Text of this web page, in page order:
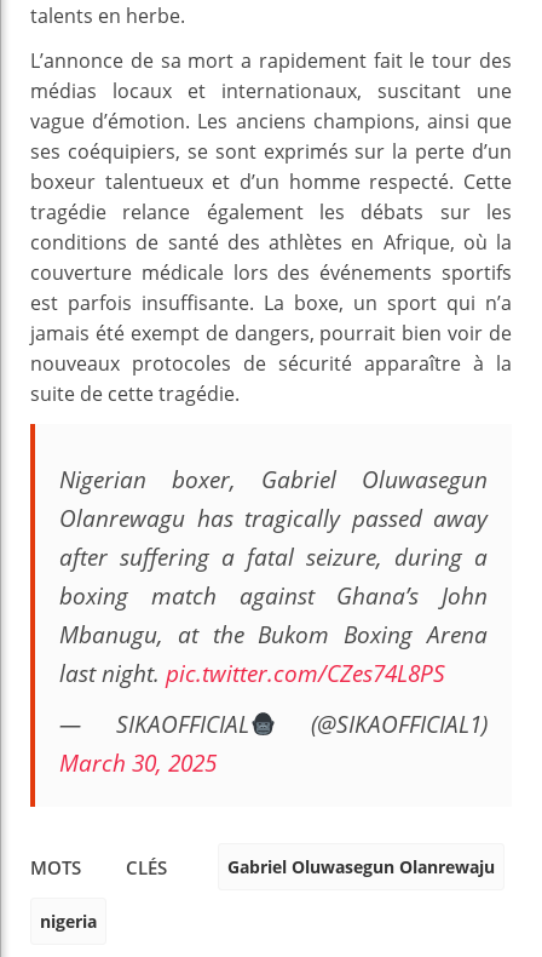
talents en herbe.
L’annonce de sa mort a rapidement fait le tour des
médias locaux et internationaux, suscitant une
vague d’émotion. Les anciens champions, ainsi que
ses coéquipiers, se sont exprimés sur la perte d’un
boxeur talentueux et d’un homme respecté. Cette
tragédie relance également les débats sur les
conditions de santé des athlètes en Afrique, où la
couverture médicale lors des événements sportifs
est parfois insuffisante. La boxe, un sport qui n’a
jamais été exempt de dangers, pourrait bien voir de
nouveaux protocoles de sécurité apparaître à la
suite de cette tragédie.
Nigerian boxer, Gabriel Oluwasegun
Olanrewagu has tragically passed away
after suffering a fatal seizure, during a
boxing match against Ghana’s John
Mbanugu, at the Bukom Boxing Arena
last night. pic.twitter.com/CZes74L8PS
— SIKAOFFICIAL
(@SIKAOFFICIAL1)
March 30, 2025
MOTS CLÉS Gabriel Oluwasegun Olanrewaju
nigeria